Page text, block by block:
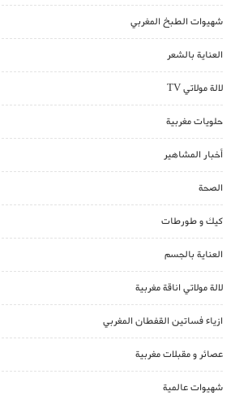
شهيوات الطبخ المغربي
العناية بالشعر
لالة مولاتي TV
حلويات مغربية
أخبار المشاهير
الصحة
كيك و طورطات
العناية بالجسم
لالة مولاتي اناقة مغربية
ازياء فساتين القفطان المغربي
عصائر و مقبلات مغربية
شهيوات عالمية